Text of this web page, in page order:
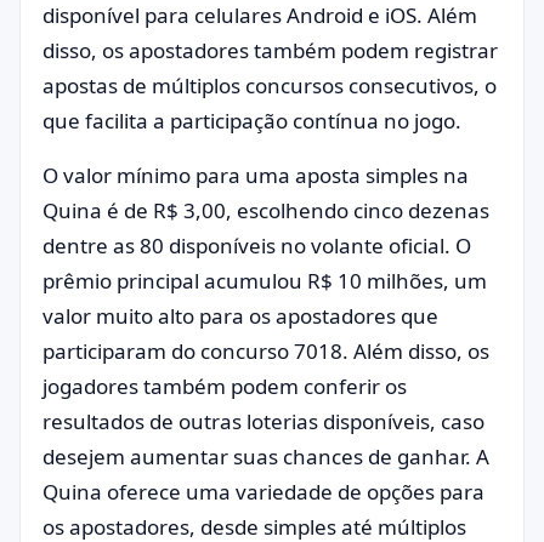
disponível para celulares Android e iOS. Além
disso, os apostadores também podem registrar
apostas de múltiplos concursos consecutivos, o
que facilita a participação contínua no jogo.
O valor mínimo para uma aposta simples na
Quina é de R$ 3,00, escolhendo cinco dezenas
dentre as 80 disponíveis no volante oficial. O
prêmio principal acumulou R$ 10 milhões, um
valor muito alto para os apostadores que
participaram do concurso 7018. Além disso, os
jogadores também podem conferir os
resultados de outras loterias disponíveis, caso
desejem aumentar suas chances de ganhar. A
Quina oferece uma variedade de opções para
os apostadores, desde simples até múltiplos